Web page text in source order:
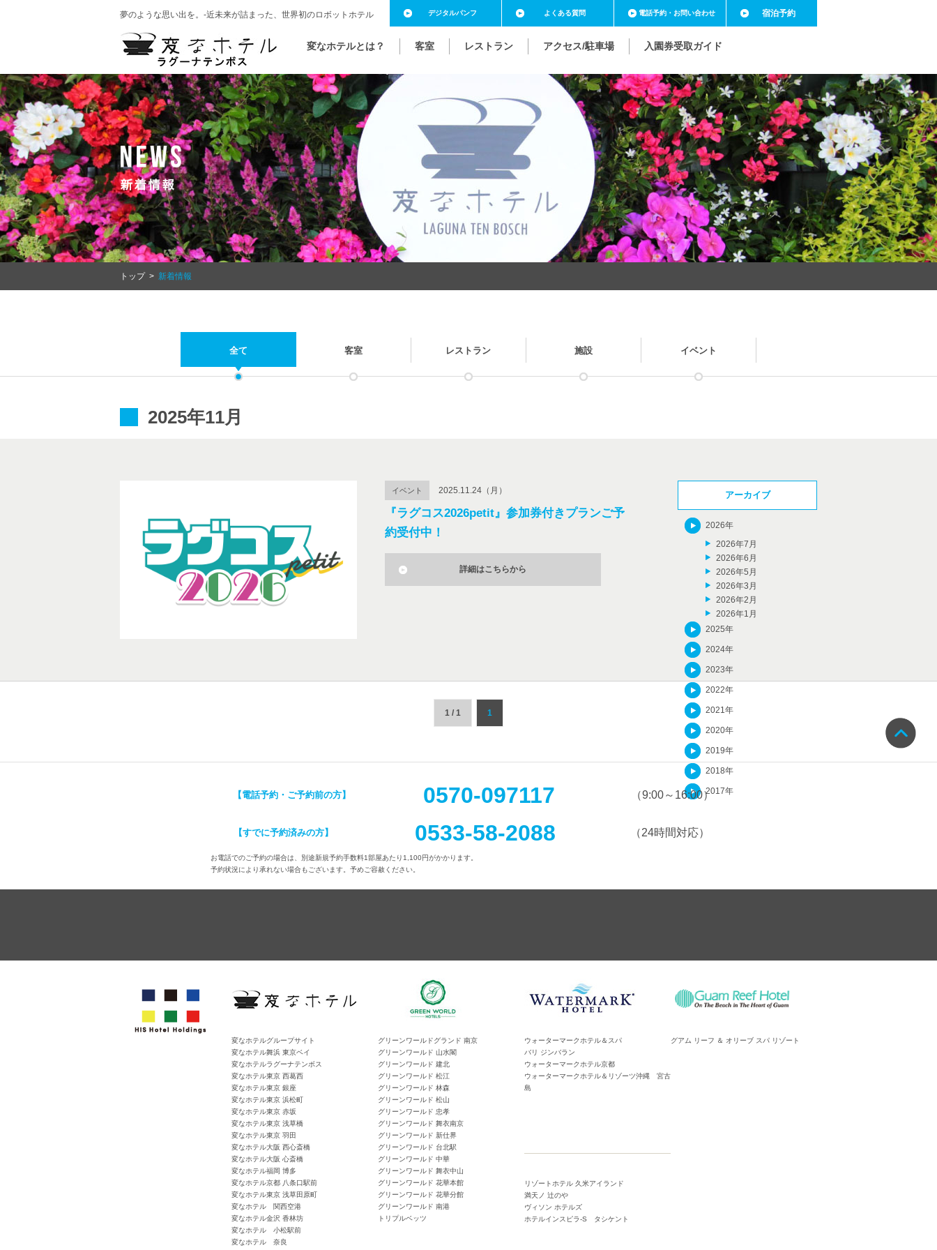
夢のような思い出を。-近未来が詰まった、世界初のロボットホテル
変なホテルとは？ 客室 レストラン アクセス/駐車場 入園券受取ガイド
よくある質問 電話予約 ・お問い合わせ
デジタルパンフ 宿泊予約
トップ> 新着情報
全て 客室 レストラン 施設 イベント
2025年11月
イベント 2025.11.24（月）
『ラグコス2026petit』参加券付きプランご予
約受付中！
詳細はこちらから
1 / 1 1
アーカイブ
2026年
2026年7月
2026年6月
2026年5月
2026年3月
2026年2月
2026年1月
2025年
2024年
2023年
2022年
2021年
2020年
2019年
2018年
2017年
【電話予約・ご予約前の方】 0570-097117 （9:00～16:00）
【すでに予約済みの方】 0533-58-2088 （24時間対応）
お電話でのご予約の場合は、別途新規予約手数料1部屋あたり1,100円がかかります。
予約状況により承れない場合もございます。予めご容赦ください。
変なホテルグループサイト
変なホテル舞浜 東京ベイ
変なホテルラグーナテンボス
変なホテル東京 西葛西
変なホテル東京 銀座
変なホテル東京 浜松町
変なホテル東京 赤坂
変なホテル東京 浅草橋
変なホテル東京 羽田
変なホテル大阪 西心斎橋
変なホテル大阪 心斎橋
変なホテル福岡 博多
変なホテル京都 八条口駅前
変なホテル東京 浅草田原町
変なホテル 関西空港
変なホテル金沢 香林坊
変なホテル 小松駅前
変なホテル 奈良
グリーンワールドグランド 南京
グリーンワールド 山水閣
グリーンワールド 建北
グリーンワールド 松江
グリーンワールド 林森
グリーンワールド 松山
グリーンワールド 忠孝
グリーンワールド 舞衣南京
グリーンワールド 新仕界
グリーンワールド 台北駅
グリーンワールド 中華
グリーンワールド 舞衣中山
グリーンワールド 花華本館
グリーンワールド 花華分館
グリーンワールド 南港
トリプルベッツ
ウォーターマークホテル＆スパ
バリ ジンバラン
ウォーターマークホテル京都
ウォーターマークホテル＆リゾーツ沖縄 宮古
島
リゾートホテル 久米アイランド
満天ノ 辻のや
ヴィソン ホテルズ
ホテルインスピラ-S タシケント
グアム リーフ ＆ オリーブ スパ リゾート